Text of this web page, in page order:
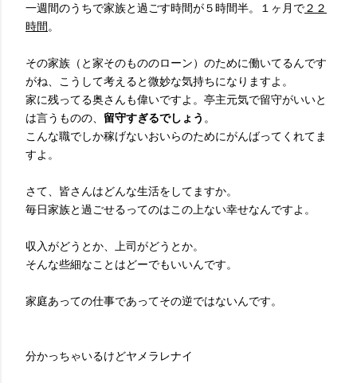
一週間のうちで家族と過ごす時間が５時間半。１ヶ月で２２
時間。
その家族（と家そのもののローン）のために働いてるんです
がね、こうして考えると微妙な気持ちになりますよ。
家に残ってる奥さんも偉いですよ。亭主元気で留守がいいと
は言うものの、 留守すぎるでしょう 。
こんな職でしか稼げないおいらのためにがんばってくれてま
すよ。
さて、皆さんはどんな生活をしてますか。
毎日家族と過ごせるってのはこの上ない幸せなんですよ。
収入がどうとか、上司がどうとか。
そんな些細なことはどーでもいいんです。
家庭あっての仕事であってその逆ではないんです。
分かっちゃいるけどヤメラレナイ